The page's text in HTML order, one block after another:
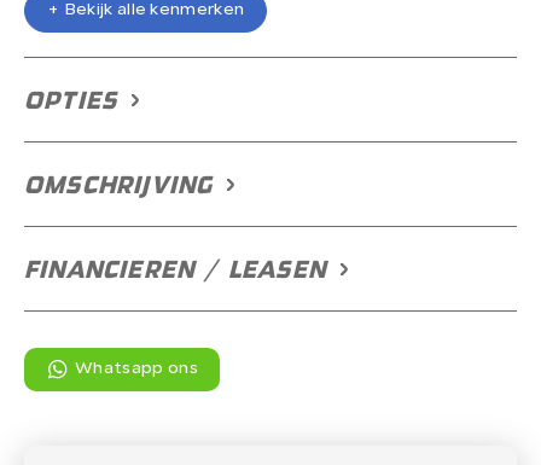
+ Bekijk alle kenmerken
+ Bekijk alle kenmerken
OPTIES
OMSCHRIJVING
FINANCIEREN / LEASEN
Whatsapp ons